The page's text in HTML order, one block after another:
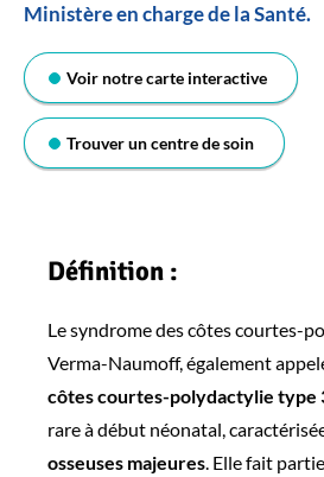
Ministère en charge de la Santé.
Voir notre carte interactive
Trouver un centre de soin
Définition :
Le syndrome des côtes courtes-
Verma-Naumoff, également
côtes courtes-polydactylie type
rare à début néonatal,
osseuses majeures. Elle fait